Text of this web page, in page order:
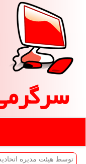
توسط هیئت مدیره اتحادیه